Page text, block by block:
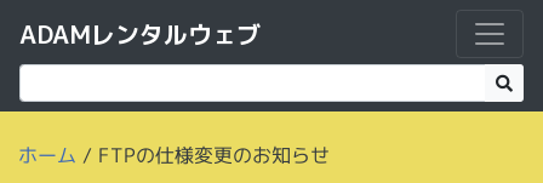
ADAMレンタルウェブ
ホーム / FTPの仕様変更のお知らせ